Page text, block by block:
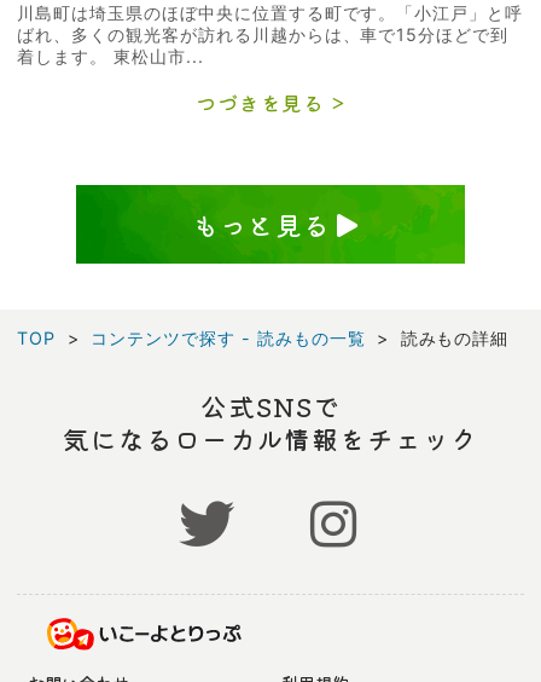
川島町は埼玉県のほぼ中央に位置する町です。「小江戸」と呼
ばれ、多くの観光客が訪れる川越からは、車で15分ほどで到
着します。 東松山市...
つづきを見る
もっと見る
TOP コンテンツで探す - 読みもの一覧 読みもの詳細
公式SNSで
気になるローカル情報をチェック